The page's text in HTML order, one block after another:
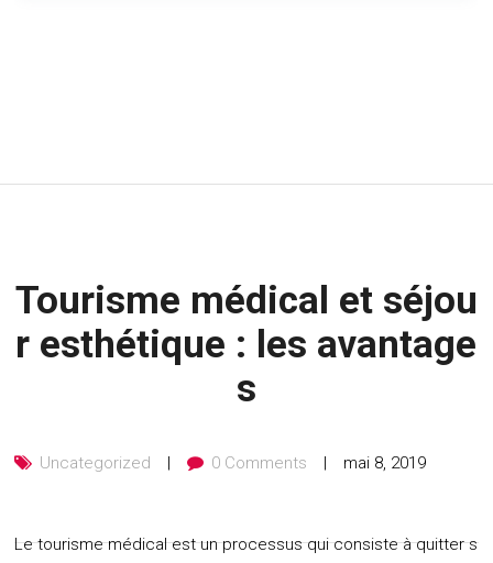
Tourisme médical et séjou
r esthétique : les avantage
s
Uncategorized 0 Comments mai 8, 2019
Le tourisme médical est un processus qui consiste à quitter s